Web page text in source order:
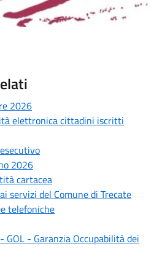
2026
elettronica cittadini iscritti
2026
cartacea
servizi del Comune di Trecate
telefoniche
GOL - Garanzia Occupabilità dei